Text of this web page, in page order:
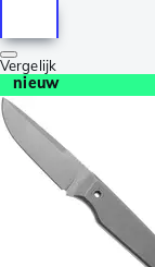
Vergelijk
nieuw